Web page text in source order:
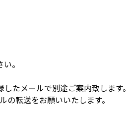
。
たメールで別途ご案内致します。
転送をお願いいたします。